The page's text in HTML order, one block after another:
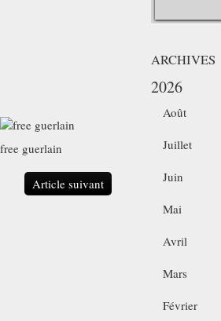
free guerlain
Article suivant
ARCHIVES
2026
Août
Juillet
Juin
Mai
Avril
Mars
Février